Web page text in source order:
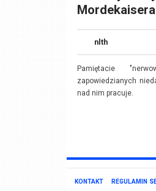
Mordekaisera
nlth
Pamiętacie
zapowiedzianych
nad nim pracuje.
KONTAKT REGULAMIN